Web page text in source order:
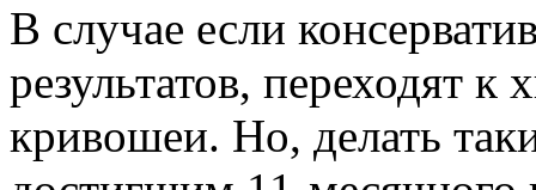
В случае если
результатов, переходят
кривошеи. Но, делать